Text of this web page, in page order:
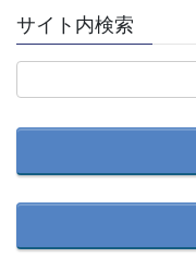
リ
記
事
索
サイト内検索